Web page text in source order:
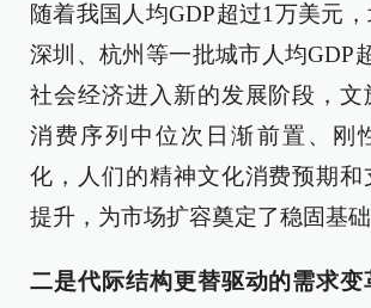
随着我国人均GDP超过1万美元，
深圳、杭州等一批城市人均GDP
社会经济进入新的发展阶段，文
消费序列中位次日渐前置、刚
化，人们的精神文化消费预期和
提升，为市场扩容奠定了稳固基础
二是代际结构更替驱动的需求变